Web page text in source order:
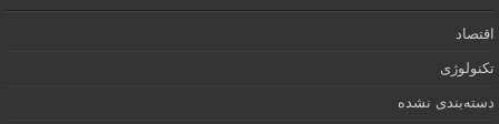
اقتصاد
تکنولوژی
دسته‌بندی نشده